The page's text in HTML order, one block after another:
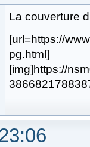
La couverture
[url=https://
pg.html]
[img]https://